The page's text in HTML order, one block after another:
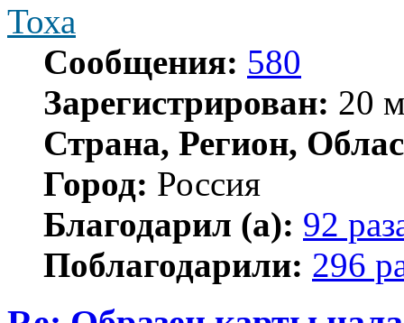
Тоха
Сообщения: 580
Зарегистрирован: 20
Страна, Регион,
Город: Россия
Благодарил (а): 92
Поблагодарили: 296